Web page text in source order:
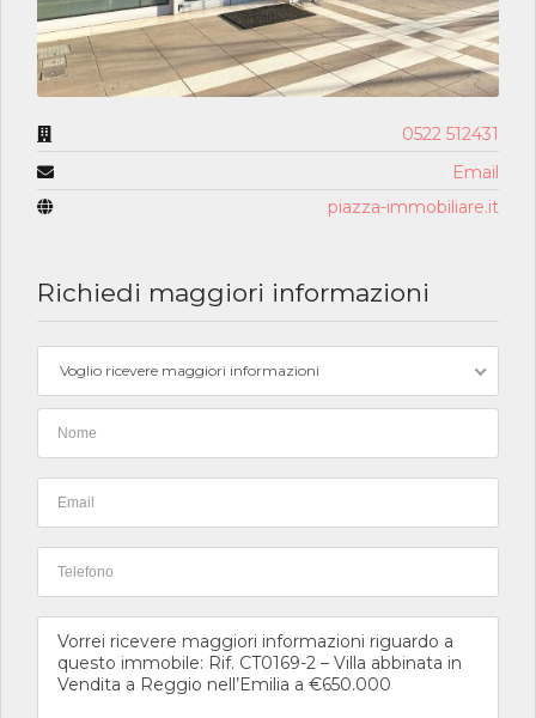
0522 512431
Email
piazza-immobiliare.it
Richiedi maggiori informazioni
Voglio ricevere maggiori informazioni